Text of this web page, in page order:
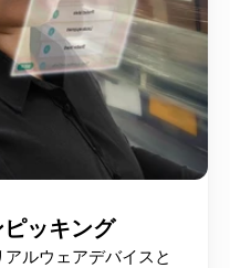
ッキング
ルウェアデバイスと